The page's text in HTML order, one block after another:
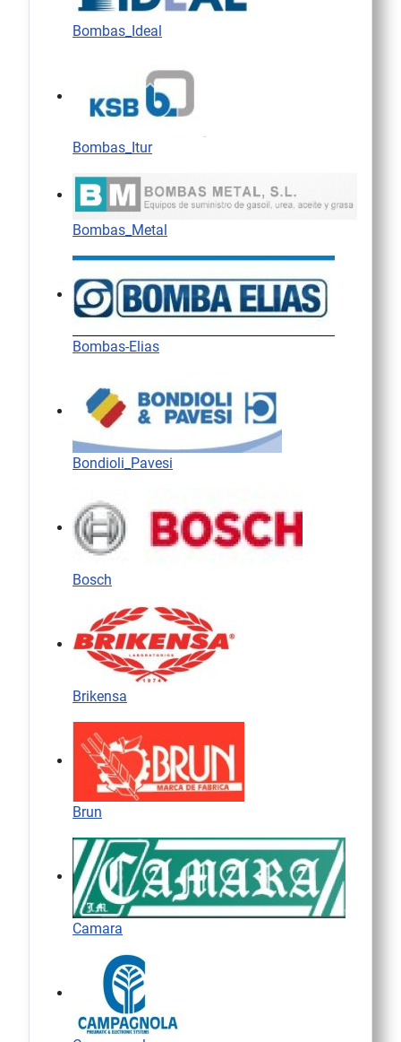
Bombas_Ideal
Bombas_Itur
Bombas_Metal
Bombas-Elias
Bondioli_Pavesi
Bosch
Brikensa
Brun
Camara